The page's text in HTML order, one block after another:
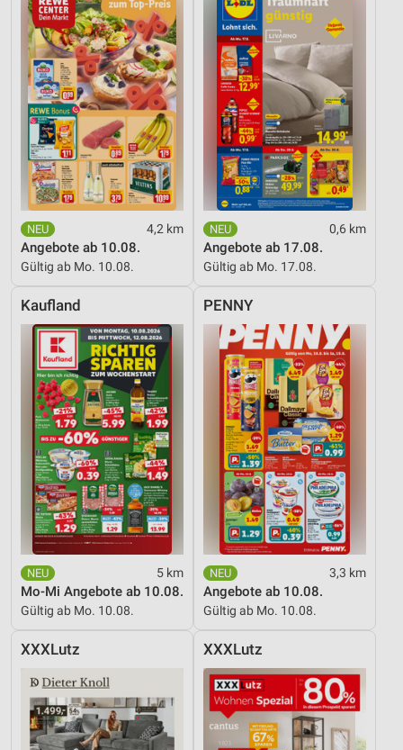
4,2 km
Angebote ab 10.08.
Gültig ab Mo. 10.08.
0,6 km
Angebote ab 17.08.
Gültig ab Mo. 17.08.
Kaufland
5 km
Mo-Mi Angebote ab 10.08.
Gültig ab Mo. 10.08.
PENNY
3,3 km
Angebote ab 10.08.
Gültig ab Mo. 10.08.
XXXLutz XXXLutz